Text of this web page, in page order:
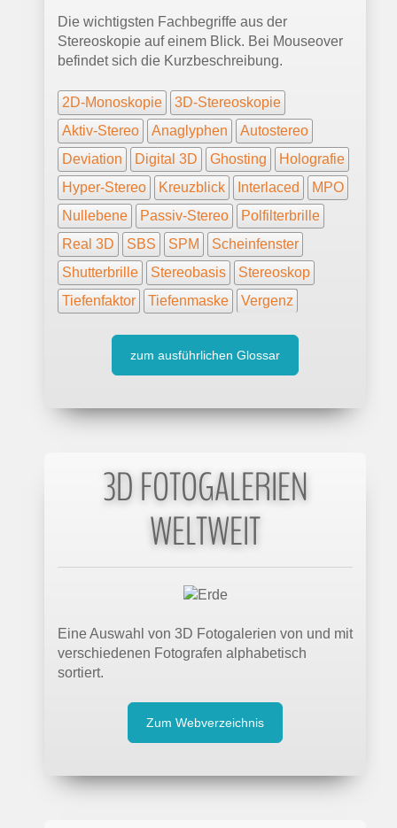
Die wichtigsten Fachbegriffe aus der
Stereoskopie auf einem Blick. Bei Mouseover
befindet sich die Kurzbeschreibung.
2D-Monoskopie
3D-Stereoskopie
Aktiv-Stereo
Anaglyphen
Autostereo
Deviation
Digital 3D Ghosting
Holografie
Hyper-Stereo
Kreuzblick Interlaced
MPO
Nullebene
Passiv-Stereo
Polfilterbrille
Real 3D
SBS SPM
Scheinfenster
Shutterbrille
Stereobasis
Stereoskop
Tiefenfaktor
Tiefenmaske Vergenz
zum ausführlichen Glossar
3D FOTOGALERIEN
WELTWEIT
Eine Auswahl von 3D Fotogalerien von und mit
verschiedenen Fotografen alphabetisch
sortiert.
Zum Webverzeichnis